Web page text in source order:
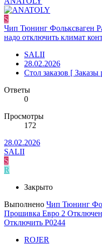
S
Чип Тюнинг Фольксваген
надо отключить климат
SALII
28.02.2026
Стол заказов [ Заказы
Ответы
0
Просмотры
172
28.02.2026
SALII
S
R
Закрыто
Выполнено Чип Тюнинг
Прошивка Евро 2
Отключить P0244
ROJER